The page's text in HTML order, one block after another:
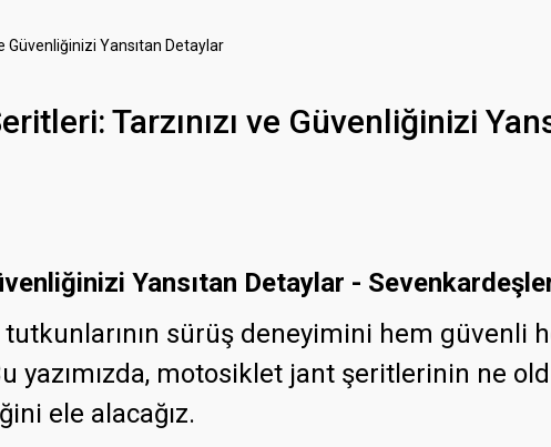
Güvenliğinizi Yansıtan Detaylar
Tarzınızı ve Güvenliğinizi
Yansıtan Detaylar -
sürüş deneyimini hem güvenli
motosiklet jant şeritlerinin ne
ele alacağız.